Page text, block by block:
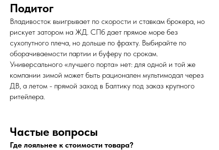
Подитог
Владивосток выигрывает по скорости и ставкам брокера, но
рискует затором на ЖД. СПб дает прямое море без
сухопутного плеча, но дольше по фрахту. Выбирайте по
оборачиваемости партии и буферу по срокам.
Универсального «лучшего порта» нет: для одной и той же
компании зимой может быть рационален мультимодал через
ДВ, а летом - прямой заход в Балтику под заказ крупного
ритейлера.
Частые вопросы
Где лояльнее к стоимости товара?